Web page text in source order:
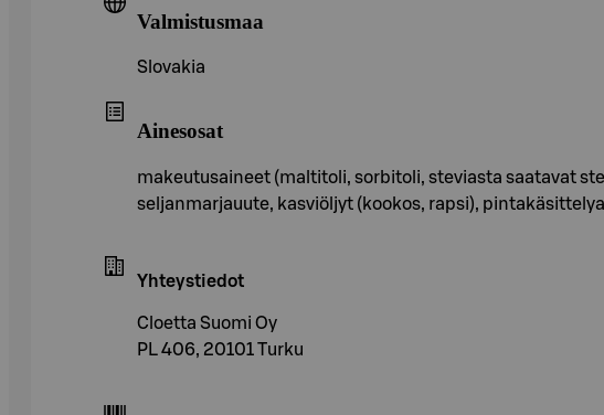
Valmistusmaa
Slovakia
Ainesosat
makeutusaineet (maltitoli, sorbitoli, steviasta saatavat
seljanmarjauute, kasviöljyt (kookos, rapsi),
Yhteystiedot
Cloetta Suomi Oy
PL 406, 20101 Turku